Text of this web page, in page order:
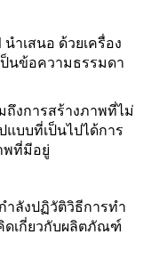
าเสนอ ด้วยเครื่อง
นข้อความธรรมดา
ถึงการสร้างภาพที่ไม่
แบบที่เป็นไปได้การ
พที่มีอยู่
าลังปฏิวัติวิธีการทํา
ดเกี่ยวกับผลิตภัณฑ์